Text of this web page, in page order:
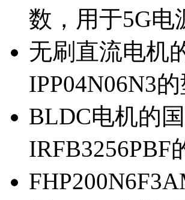
数，用于5G电
无刷直流电机
IPP04N06N3
BLDC电机的
IRFB3256PBF